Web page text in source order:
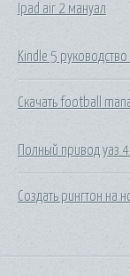
Ipad air 2 мануал
Kindle 5
Скачать football
Полный привод уаз
Создать рингтон на